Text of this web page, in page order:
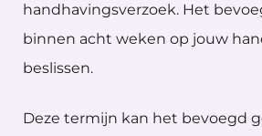
handhavingsverzoek. Het
binnen acht weken op jouw
beslissen.
Deze termijn kan het bevoegd